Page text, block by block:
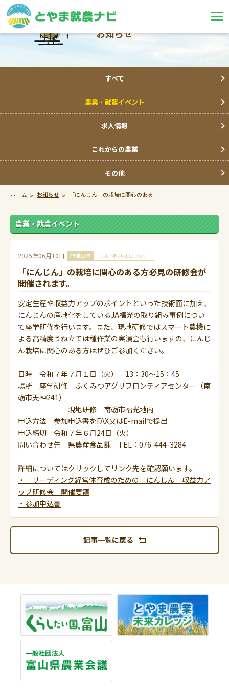
お知らせ
すべて
農業・就農イベント
求人情報
これからの農業
その他
ホーム お知らせ 「にんじん」の栽培に関心のある方必見の研修会が開催されます。
農業・就農イベント
2025年06月10日 開催日時 令和7年7月1日（火）
「にんじん」の栽培に関心のある方必見の研修会が
開催されます。
安定生産や収益力アップのポイントといった技術面に加え、
にんじんの産地化をしているJA福光の取り組み事例につい
て座学研修を行います。また、現地研修ではスマート農機に
よる高精度うね立ては種作業の実演会も行いますの、にんじ
ん栽培に関心のある方はぜひご参加ください。
日時 令和７年７月１日（火） 13：30～15：45
場所 座学研修 ふくみつアグリフロンティアセンター（南
砺市天神241）
現地研修 南砺市福光地内
申込方法 参加申込書をFAX又はE-mailで提出
申込締切 令和７年６月24日（火）
問い合わせ先 県農産食品課 TEL：076-444-3284
詳細についてはクリックしてリンク先を確認願います。
・「リーディング経営体育成のための「にんじん」収益力ア
ップ研修会」開催要領
・参加申込書
記事一覧に戻る